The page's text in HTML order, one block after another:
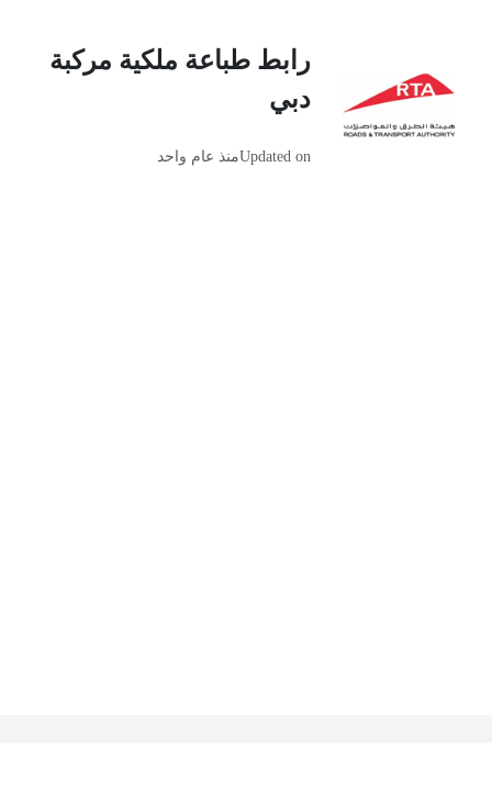
رابط طباعة ملكية مركبة
دبي
Updated onمنذ عام واحد